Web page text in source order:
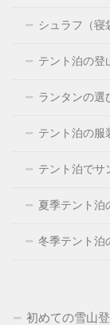
シュラフ（寝
テント泊の登
ランタンの選
テント泊の服
テント泊でサ
夏季テント泊
冬季テント泊
初めての雪山